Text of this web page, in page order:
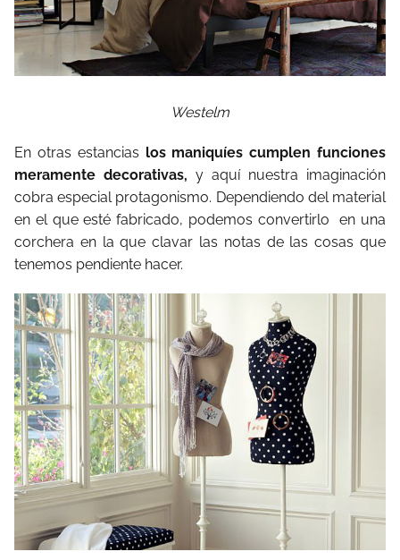
Westelm
En otras estancias los maniquíes cumplen funciones
meramente decorativas, y aquí nuestra imaginación
cobra especial protagonismo. Dependiendo del material
en el que esté fabricado, podemos convertirlo en una
corchera en la que clavar las notas de las cosas que
tenemos pendiente hacer.